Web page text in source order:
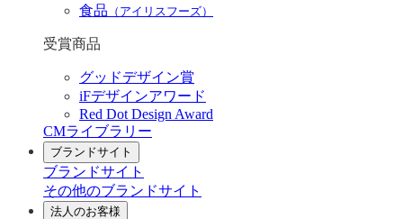
食品 （アイリスフーズ）
受賞商品
グッドデザイン賞
iFデザインアワード
Red Dot Design Award
CMライブラリー
ブランドサイト
ブランドサイト
その他のブランドサイト
法人のお客様